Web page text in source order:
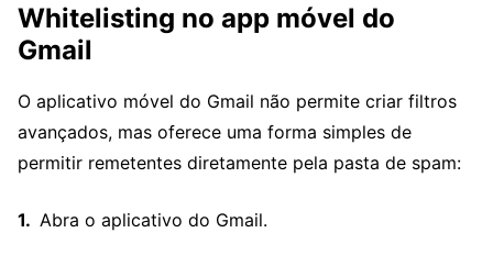
Whitelisting no app móvel do
Gmail
O aplicativo móvel do Gmail não permite criar filtros
avançados, mas oferece uma forma simples de
permitir remetentes diretamente pela pasta de spam:
Abra o aplicativo do Gmail.